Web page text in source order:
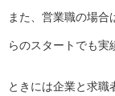
また、営業職の場
らのスタートでも実
ときには企業と求職